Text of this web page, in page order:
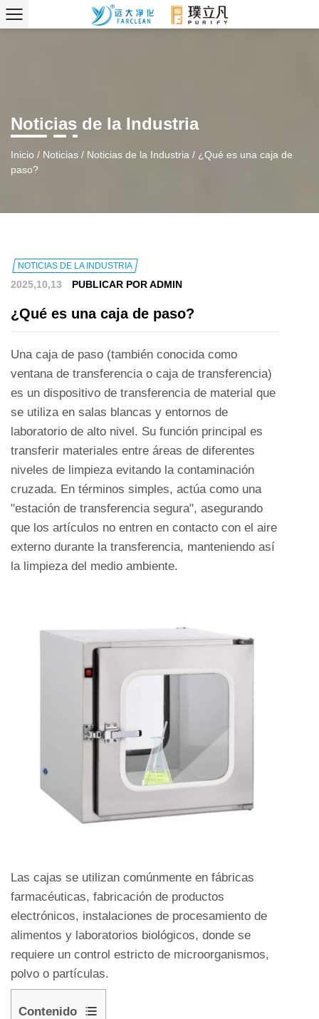
Noticias de la Industria
Inicio / Noticias / Noticias de la Industria / ¿Qué es una caja de
paso?
NOTICIAS DE LA INDUSTRIA
2025,10,13 PUBLICAR POR ADMIN
¿Qué es una caja de paso?
Una caja de paso (también conocida como
ventana de transferencia o caja de transferencia)
es un dispositivo de transferencia de material que
se utiliza en salas blancas y entornos de
laboratorio de alto nivel. Su función principal es
transferir materiales entre áreas de diferentes
niveles de limpieza evitando la contaminación
cruzada. En términos simples, actúa como una
"estación de transferencia segura", asegurando
que los artículos no entren en contacto con el aire
externo durante la transferencia, manteniendo así
la limpieza del medio ambiente.
Las cajas se utilizan comúnmente en fábricas
farmacéuticas, fabricación de productos
electrónicos, instalaciones de procesamiento de
alimentos y laboratorios biológicos, donde se
requiere un control estricto de microorganismos,
polvo o partículas.
Contenido